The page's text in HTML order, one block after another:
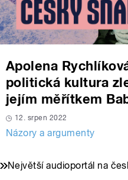
Apolena
politická kultura
jejím měřítkem
12. srpen 2022
Názory a argumenty
Největší audioportál na